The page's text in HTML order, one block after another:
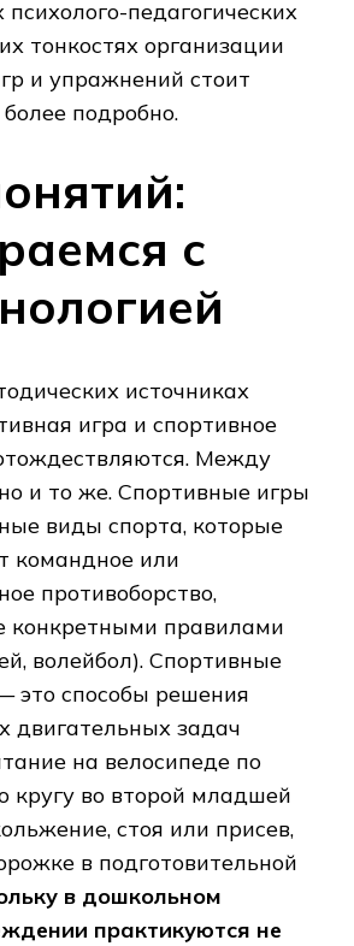
педагогических
тонкостях организации
и упражнений стоит
подробно.
с
источниках
игра и спортивное
Между
и то же. Спортивные игры
виды спорта, которые
командное или
противоборство,
конкретными правилами
волейбол). Спортивные
это способы решения
двигательных задач
на велосипеде по
кругу во второй младшей
стоя или присев,
в подготовительной
в дошкольном
практикуются не